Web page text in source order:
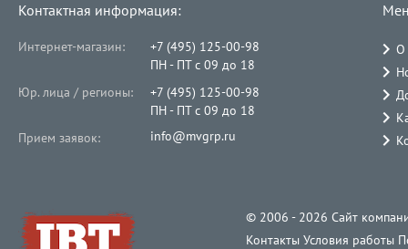
Контактная информация:
Интернет-магазин:
+7 (495) 125-00-98
ПН - ПТ с 09 до 18
Юр. лица / регионы:
+7 (495) 125-00-98
ПН - ПТ с 09 до 18
Прием заявок:
info@mvgrp.ru
О
© 2006 - 2026 Cайт
Контакты Условия работы